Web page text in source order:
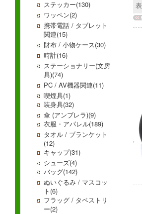
ステッカー(130)
ワッペン(2)
携帯電話 / タブレット
関連(15)
財布 / 小物ケース(30)
時計(16)
ステーショナリー(文房
具)(74)
PC / AV機器関連(11)
喫煙具(1)
装身具(32)
傘 (アンブレラ)(9)
衣服・アパレル(189)
タオル / ブランケット
(12)
キャップ(31)
シューズ(4)
バッグ(142)
ぬいぐるみ / マスコッ
ト(6)
フラッグ / タペストリ
ー(2)